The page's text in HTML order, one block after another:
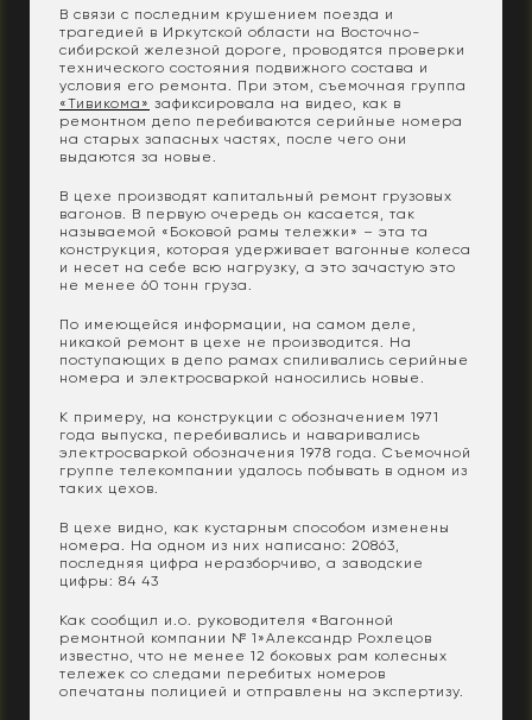
В связи с последним крушением поезда и
трагедией в Иркутской области на Восточно-
сибирской железной дороге, проводятся проверки
технического состояния подвижного состава и
условия его ремонта. При этом, съемочная группа
«Тивикома» зафиксировала на видео, как в
ремонтном депо перебиваются серийные номера
на старых запасных частях, после чего они
выдаются за новые.
В цехе производят капитальный ремонт грузовых
вагонов. В первую очередь он касается, так
называемой «Боковой рамы тележки» – эта та
конструкция, которая удерживает вагонные колеса
и несет на себе всю нагрузку, а это зачастую это
не менее 60 тонн груза.
По имеющейся информации, на самом деле,
никакой ремонт в цехе не производится. На
поступающих в депо рамах спиливались серийные
номера и электросваркой наносились новые.
К примеру, на конструкции с обозначением 1971
года выпуска, перебивались и наваривались
электросваркой обозначения 1978 года. Съемочной
группе телекомпании удалось побывать в одном из
таких цехов.
В цехе видно, как кустарным способом изменены
номера. На одном из них написано: 20863,
последняя цифра неразборчиво, а заводские
цифры: 84 43
Как сообщил и.о. руководителя «Вагонной
ремонтной компании № 1»Александр Рохлецов
известно, что не менее 12 боковых рам колесных
тележек со следами перебитых номеров
опечатаны полицией и отправлены на экспертизу.